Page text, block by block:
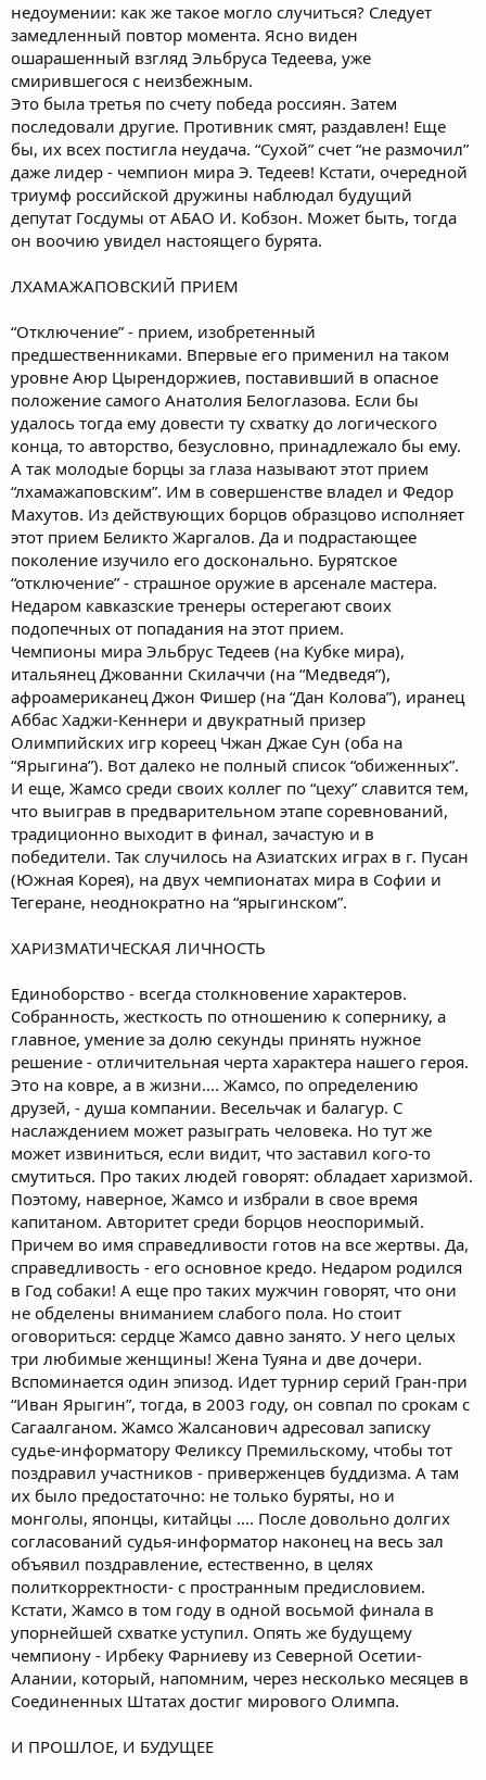
недоумении: как же такое могло случиться? Следует
замедленный повтор момента. Ясно виден
ошарашенный взгляд Эльбруса Тедеева, уже
смирившегося с неизбежным.
Это была третья по счету победа россиян. Затем
последовали другие. Противник смят, раздавлен! Еще
бы, их всех постигла неудача. “Сухой” счет “не размочил”
даже лидер - чемпион мира Э. Тедеев! Кстати, очередной
триумф российской дружины наблюдал будущий
депутат Госдумы от АБАО И. Кобзон. Может быть, тогда
он воочию увидел настоящего бурята.
ЛХАМАЖАПОВСКИЙ ПРИЕМ
“Отключение” - прием, изобретенный
предшественниками. Впервые его применил на таком
уровне Аюр Цырендоржиев, поставивший в опасное
положение самого Анатолия Белоглазова. Если бы
удалось тогда ему довести ту схватку до логического
конца, то авторство, безусловно, принадлежало бы ему.
А так молодые борцы за глаза называют этот прием
“лхамажаповским”. Им в совершенстве владел и Федор
Махутов. Из действующих борцов образцово исполняет
этот прием Беликто Жаргалов. Да и подрастающее
поколение изучило его досконально. Бурятское
“отключение” - страшное оружие в арсенале мастера.
Недаром кавказские тренеры остерегают своих
подопечных от попадания на этот прием.
Чемпионы мира Эльбрус Тедеев (на Кубке мира),
итальянец Джованни Скилаччи (на “Медведя”),
афроамериканец Джон Фишер (на “Дан Колова”), иранец
Аббас Хаджи-Кеннери и двукратный призер
Олимпийских игр кореец Чжан Джае Сун (оба на
“Ярыгина”). Вот далеко не полный список “обиженных”.
И еще, Жамсо среди своих коллег по “цеху” славится тем,
что выиграв в предварительном этапе соревнований,
традиционно выходит в финал, зачастую и в
победители. Так случилось на Азиатских играх в г. Пусан
(Южная Корея), на двух чемпионатах мира в Софии и
Тегеране, неоднократно на “ярыгинском”.
ХАРИЗМАТИЧЕСКАЯ ЛИЧНОСТЬ
Единоборство - всегда столкновение характеров.
Собранность, жесткость по отношению к сопернику, а
главное, умение за долю секунды принять нужное
решение - отличительная черта характера нашего героя.
Это на ковре, а в жизни.... Жамсо, по определению
друзей, - душа компании. Весельчак и балагур. С
наслаждением может разыграть человека. Но тут же
может извиниться, если видит, что заставил кого-то
смутиться. Про таких людей говорят: обладает харизмой.
Поэтому, наверное, Жамсо и избрали в свое время
капитаном. Авторитет среди борцов неоспоримый.
Причем во имя справедливости готов на все жертвы. Да,
справедливость - его основное кредо. Недаром родился
в Год собаки! А еще про таких мужчин говорят, что они
не обделены вниманием слабого пола. Но стоит
оговориться: сердце Жамсо давно занято. У него целых
три любимые женщины! Жена Туяна и две дочери.
Вспоминается один эпизод. Идет турнир серий Гран-при
“Иван Ярыгин”, тогда, в 2003 году, он совпал по срокам с
Сагаалганом. Жамсо Жалсанович адресовал записку
судье-информатору Феликсу Премильскому, чтобы тот
поздравил участников - приверженцев буддизма. А там
их было предостаточно: не только буряты, но и
монголы, японцы, китайцы .... После довольно долгих
согласований судья-информатор наконец на весь зал
объявил поздравление, естественно, в целях
политкорректности- с пространным предисловием.
Кстати, Жамсо в том году в одной восьмой финала в
упорнейшей схватке уступил. Опять же будущему
чемпиону - Ирбеку Фарниеву из Северной Осетии-
Алании, который, напомним, через несколько месяцев в
Соединенных Штатах достиг мирового Олимпа.
И ПРОШЛОЕ, И БУДУЩЕЕ